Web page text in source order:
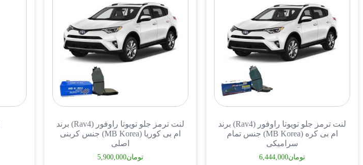
لنت ترمز جلو تویوتا راوفور (Rav4) برند
ام بی کره (MB Korea) جنس تمام
سرامیکی
تومان6,444,000
لنت ترمز جلو تویوتا راوفور (Rav4) برند
ام بی کوریا (MB Korea) جنس کربنی
اصلی
تومان5,900,000